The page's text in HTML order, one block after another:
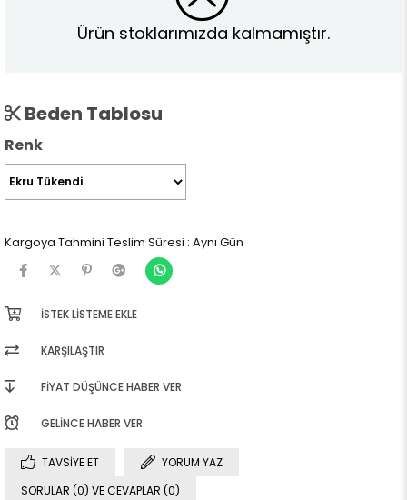
Ürün stoklarımızda kalmamıştır.
Beden Tablosu
Renk
Kargoya Tahmini Teslim Süresi : Aynı Gün
İSTEK LISTEME EKLE
KARŞILAŞTIR
FIYAT DÜŞÜNCE HABER VER
GELINCE HABER VER
TAVSIYE ET
YORUM YAZ
SORULAR (0) VE CEVAPLAR (0)